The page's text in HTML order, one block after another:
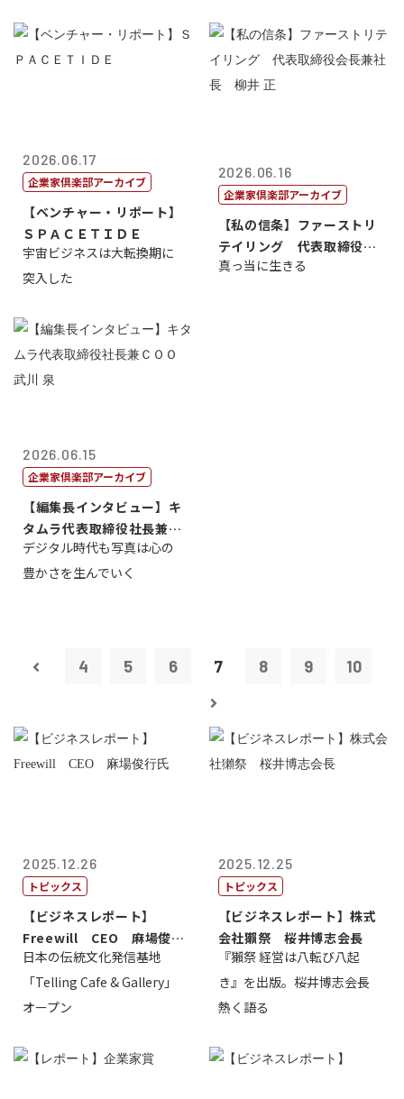
2026.06.17
企業家倶楽部アーカイブ
【ベンチャー・リポート】
ＳＰＡＣＥＴＩＤＥ
宇宙ビジネスは大転換期に
突入した
2026.06.16
企業家倶楽部アーカイブ
【私の信条】ファーストリ
テイリング 代表取締役会
長兼社長 柳...
真っ当に生きる
2026.06.15
企業家倶楽部アーカイブ
【編集長インタビュー】キ
タムラ代表取締役社長兼Ｃ
ＯＯ 武川 ...
デジタル時代も写真は心の
豊かさを生んでいく
4 5 6 7 8 9 10
2025.12.26
トピックス
【ビジネスレポート】
Freewill CEO 麻場俊行
氏
日本の伝統文化発信基地
「Telling Cafe & Gallery」
オープン
2025.12.25
トピックス
【ビジネスレポート】株式
会社獺祭 桜井博志会長
『獺祭 経営は八転び八起
き』を出版。桜井博志会長
熱く語る